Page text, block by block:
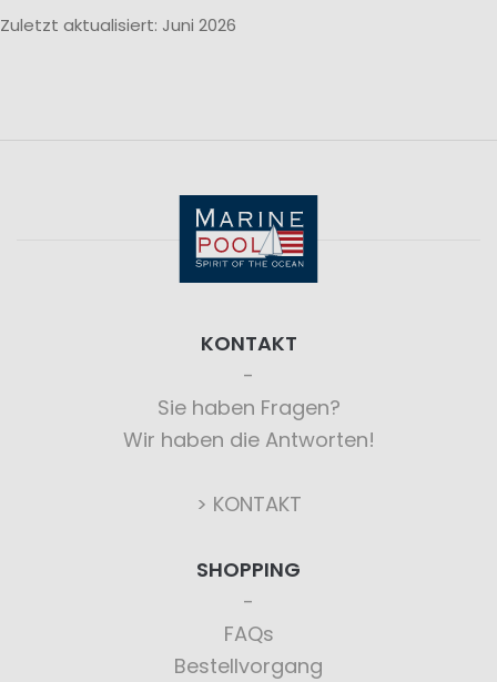
Zuletzt aktualisiert: Juni 2026
KONTAKT
Sie haben Fragen?
Wir haben die Antworten!
> KONTAKT
SHOPPING
FAQs
Bestellvorgang